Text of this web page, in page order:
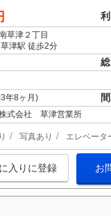
草津２丁目
津駅 徒歩2分
年8ヶ月)
式会社 草津営業所
写真あり エレベータ
入りに登録 お